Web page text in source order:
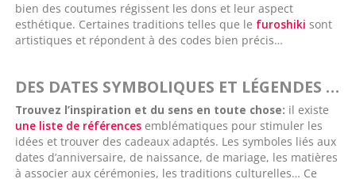
bien des coutumes régissent les dons et leur aspect
esthétique. Certaines traditions telles que le furoshiki sont
artistiques et répondent à des codes bien précis…
DES DATES SYMBOLIQUES ET LÉGENDES …
Trouvez l’inspiration et du sens en toute chose: il existe
une liste de référencesemblématiques pour stimuler les
idées et trouver des cadeaux adaptés. Les symboles liés aux
dates d’anniversaire, de naissance, de mariage, les matières
à associer aux cérémonies, les traditions culturelles… Ce